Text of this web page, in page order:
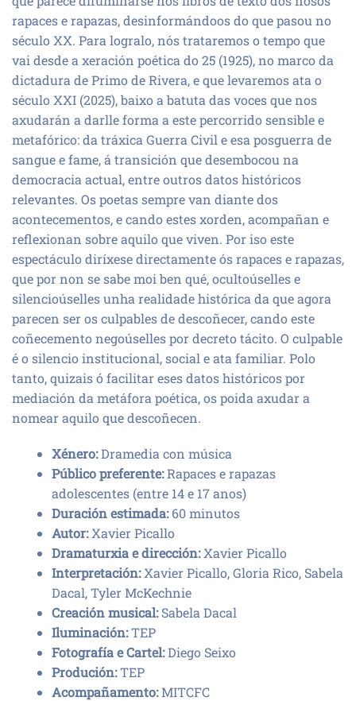
rapaces e rapazas, desinformándoos do que pasou no
século XX. Para logralo, nós trataremos o tempo que
vai desde a xeración poética do 25 (1925), no marco da
dictadura de Primo de Rivera, e que levaremos ata o
século XXI (2025), baixo a batuta das voces que nos
axudarán a darlle forma a este percorrido sensible e
metafórico: da tráxica Guerra Civil e esa posguerra de
sangue e fame, á transición que desembocou na
democracia actual, entre outros datos históricos
relevantes. Os poetas sempre van diante dos
acontecementos, e cando estes xorden, acompañan e
reflexionan sobre aquilo que viven. Por iso este
espectáculo diríxese directamente ós rapaces e rapazas,
que por non se sabe moi ben qué, ocultoúselles e
silencioúselles unha realidade histórica da que agora
parecen ser os culpables de descoñecer, cando este
coñecemento negoúselles por decreto tácito. O culpable
é o silencio institucional, social e ata familiar. Polo
tanto, quizais ó facilitar eses datos históricos por
mediación da metáfora poética, os poida axudar a
nomear aquilo que descoñecen.
Xénero:Dramedia con música
Público preferente:Rapaces e rapazas
adolescentes (entre 14 e 17 anos)
Duración estimada:60 minutos
Autor:Xavier Picallo
Dramaturxia e dirección:Xavier Picallo
Interpretación:Xavier Picallo, Gloria Rico, Sabela
Dacal, Tyler McKechnie
Creación musical:Sabela Dacal
Iluminación:TEP
Fotografía e Cartel:Diego Seixo
Produción:TEP
Acompañamento:MITCFC